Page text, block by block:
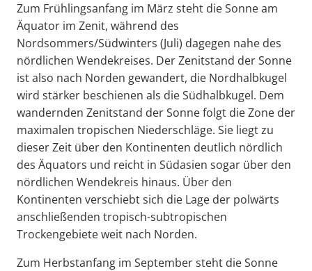
Zum Frühlingsanfang im März steht die Sonne am
Äquator im Zenit, während des
Nordsommers/Südwinters (Juli) dagegen nahe des
nördlichen Wendekreises. Der Zenitstand der Sonne
ist also nach Norden gewandert, die Nordhalbkugel
wird stärker beschienen als die Südhalbkugel. Dem
wandernden Zenitstand der Sonne folgt die Zone der
maximalen tropischen Niederschläge. Sie liegt zu
dieser Zeit über den Kontinenten deutlich nördlich
des Äquators und reicht in Südasien sogar über den
nördlichen Wendekreis hinaus. Über den
Kontinenten verschiebt sich die Lage der polwärts
anschließenden tropisch-subtropischen
Trockengebiete weit nach Norden.
Zum Herbstanfang im September steht die Sonne